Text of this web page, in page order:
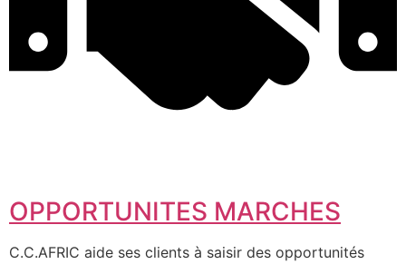
OPPORTUNITES MARCHES
C.C.AFRIC aide ses clients à saisir des opportunités